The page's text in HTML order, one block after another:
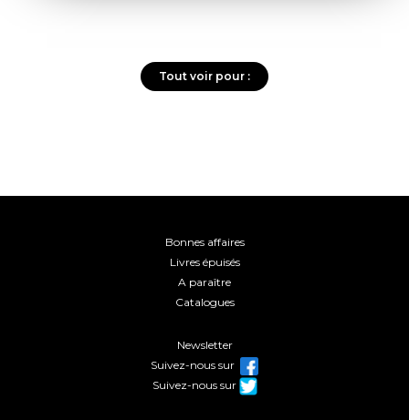
Tout voir pour :
Bonnes affaires
Livres épuisés
A paraître
Catalogues
Newsletter
Suivez-nous sur
Suivez-nous sur